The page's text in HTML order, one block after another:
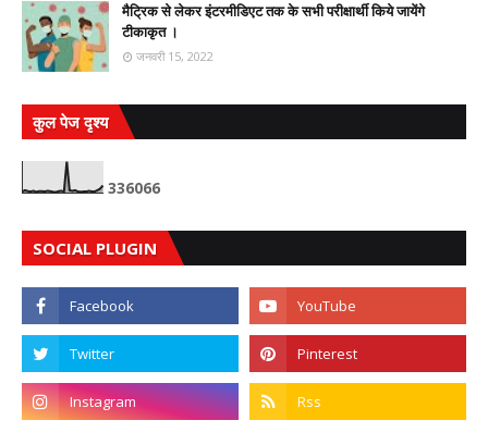
मैट्रिक से लेकर इंटरमीडिएट तक के सभी परीक्षार्थी किये जायेंगे
टीकाकृत ।
जनवरी 15, 2022
कुल पेज दृश्य
336066
SOCIAL PLUGIN